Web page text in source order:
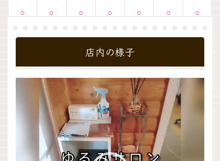
○ ○ ○ ○ ○ ○ ○
店内の様子